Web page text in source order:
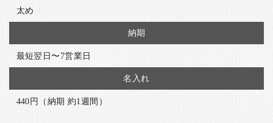
太め
納期
最短翌日〜7営業日
名入れ
440円（納期 約1週間）